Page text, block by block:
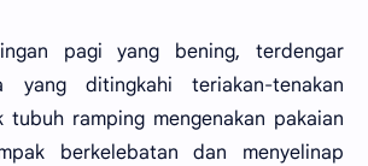
pagi yang bening, terdengar
yang ditingkahi teriakan-tenakan
tubuh ramping mengenakan pakaian
berkelebatan dan menyelinap